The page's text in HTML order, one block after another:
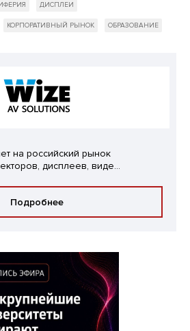
ДИСПЛЕИ
КОРПОРАТИВНЫЙ РЫНОК ОБРАЗОВАНИЕ
на российский рынок
дисплеев, виде...
Подробнее